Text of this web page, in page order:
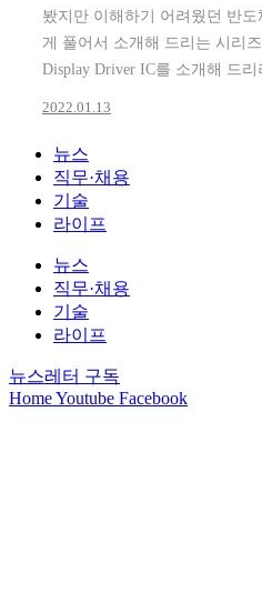
봤지만 이해하기 어려웠던 반
게 풀어서 소개해 드리는 시리
Display Driver IC를 소개해 드
2022.01.13
뉴스
직무·채용
기술
라이프
뉴스
직무·채용
기술
라이프
뉴스레터 구독
HomeYoutube Facebook